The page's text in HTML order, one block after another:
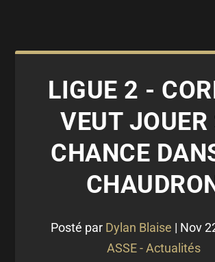
LIGUE 2 -
VEUT JOUER
CHANCE
Posté par Dylan Blaise | Nov
ASSE - Actualités